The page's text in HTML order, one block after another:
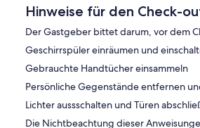
Hinweise für den Check-
Der Gastgeber bittet darum, vor dem
Geschirrspüler einräumen und
Gebrauchte Handtücher einsammeln
Persönliche Gegenstände entfernen
Lichter aussschalten und Türen
Die Nichtbeachtung dieser